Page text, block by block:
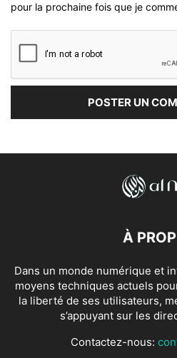
pour la prochaine fois que je
À
Dans un monde numérique et
moyens techniques actuels
la liberté de ses utilisateurs,
s’appuyant sur les
Contactez-nous: